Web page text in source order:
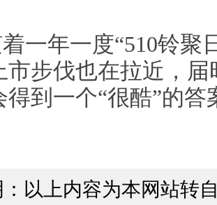
年一度“510铃聚
市步伐也在拉近，
得到一个“很酷”的答
以上内容为本网站转